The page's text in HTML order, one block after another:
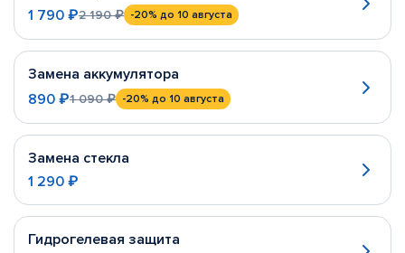
1 790 ₽2 190 ₽ -20% до 10 августа
Замена аккумулятора
890 ₽1 090 ₽ -20% до 10 августа
Замена стекла
1 290 ₽
Гидрогелевая защита